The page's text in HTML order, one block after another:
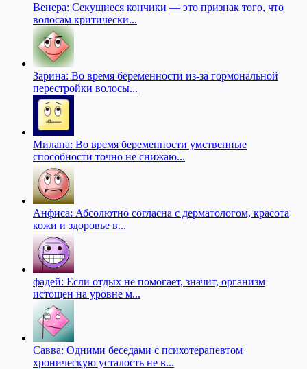
Венера: Секущиеся кончики — это признак того, что
волосам критически...
Зарина: Во время беременности из-за гормональной
перестройки волосы...
Милана: Во время беременности умственные
способности точно не снижаю...
Анфиса: Абсолютно согласна с дерматологом, красота
кожи и здоровье в...
фадей: Если отдых не помогает, значит, организм
истощен на уровне м...
Савва: Одними беседами с психотерапевтом
хроническую усталость не в...